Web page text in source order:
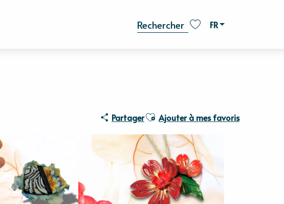
Recherche
FR
PartagerAjouter aux favoris
Ajouter à mes favoris